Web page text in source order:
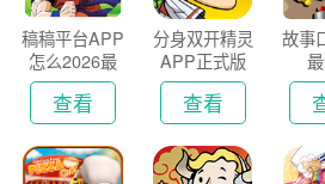
稿稿平台APP
怎么2026最
新版
查看
分身双开精灵
APP正式版
查看
故事